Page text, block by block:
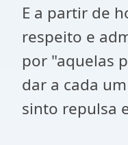
E a partir de
respeito e
por "aquelas
dar a cada
sinto repulsa